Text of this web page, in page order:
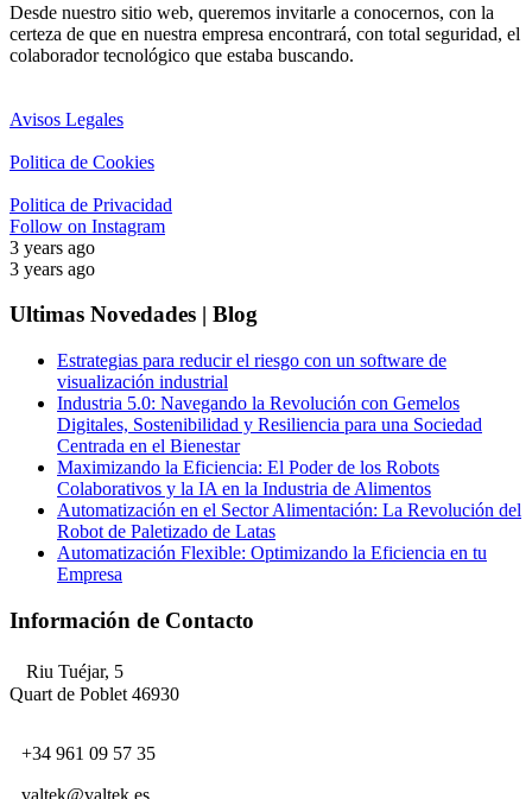
Desde nuestro sitio web, queremos invitarle a conocernos, con la
certeza de que en nuestra empresa encontrará, con total seguridad, el
colaborador tecnológico que estaba buscando.
Avisos Legales
Politica de Cookies
Politica de Privacidad
Follow on Instagram
3 years ago
3 years ago
Ultimas Novedades | Blog
Estrategias para reducir el riesgo con un software de
visualización industrial
Industria 5.0: Navegando la Revolución con Gemelos
Digitales, Sostenibilidad y Resiliencia para una Sociedad
Centrada en el Bienestar
Maximizando la Eficiencia: El Poder de los Robots
Colaborativos y la IA en la Industria de Alimentos
Automatización en el Sector Alimentación: La Revolución del
Robot de Paletizado de Latas
Automatización Flexible: Optimizando la Eficiencia en tu
Empresa
Información de Contacto
Riu Tuéjar, 5
Quart de Poblet 46930
+34 961 09 57 35
valtek@valtek.es